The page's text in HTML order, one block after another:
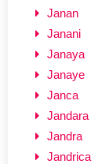
Janan
Janani
Janaya
Janaye
Janca
Jandara
Jandra
Jandrica